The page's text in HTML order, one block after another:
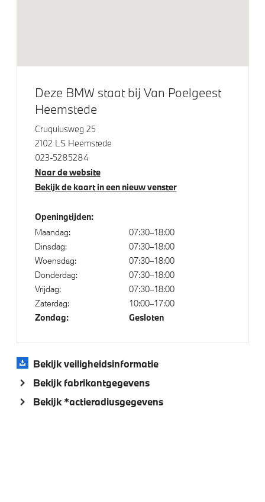
Passagiersairbag
Deze BMW staat bij Van Poelgeest
Heemstede
Cruquiusweg 25
2102 LS Heemstede
023-5285284
Naar de website
Bekijk de kaart in een nieuw venster
Openingtijden:
Maandag:
07:30–18:00
Dinsdag:
07:30–18:00
Woensdag:
07:30–18:00
Donderdag:
07:30–18:00
Vrijdag:
07:30–18:00
Zaterdag:
10:00–17:00
Zondag: Gesloten
Bekijk veiligheidsinformatie
Bekijk fabrikantgegevens
Bekijk *actieradiusgegevens